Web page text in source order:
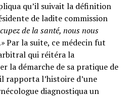
qu’il suivait la définition
de ladite commission
de la santé, nous nous
Par la suite, ce médecin fut
qui réitéra la
la démarche de sa pratique de
rapporta l’histoire d’une
diagnostiqua un